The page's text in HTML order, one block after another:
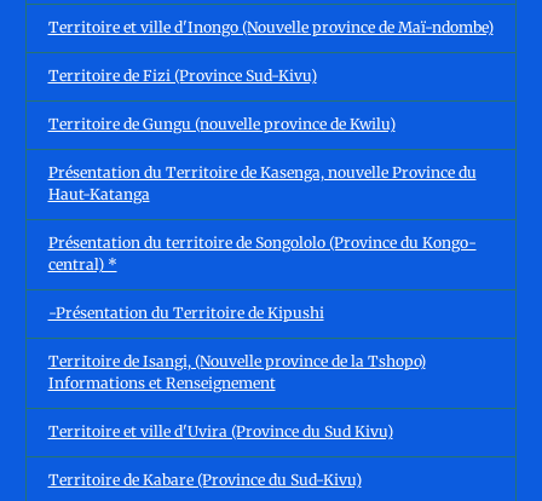
Territoire et ville d'Inongo (Nouvelle province de Maï-ndombe)
Territoire de Fizi (Province Sud-Kivu)
Territoire de Gungu (nouvelle province de Kwilu)
Présentation du Territoire de Kasenga, nouvelle Province du
Haut-Katanga
Présentation du territoire de Songololo (Province du Kongo-
central) *
-Présentation du Territoire de Kipushi
Territoire de Isangi, (Nouvelle province de la Tshopo)
Informations et Renseignement
Territoire et ville d'Uvira (Province du Sud Kivu)
Territoire de Kabare (Province du Sud-Kivu)